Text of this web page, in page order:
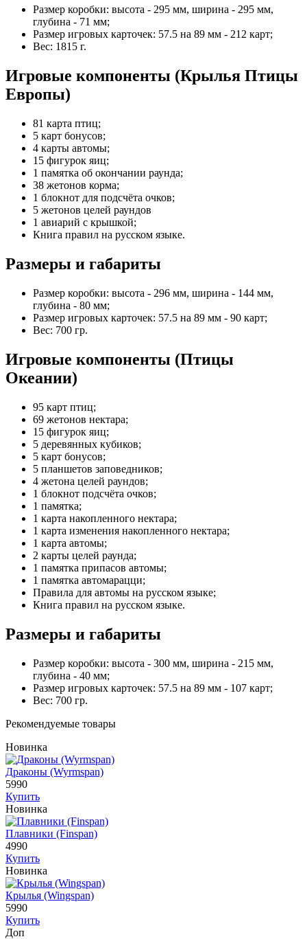
Размер коробки: высота - 295 мм, ширина - 295 мм,
глубина - 71 мм;
Размер игровых карточек: 57.5 на 89 мм - 212 карт;
Вес: 1815 г.
Игровые компоненты (Крылья Птицы
Европы)
81 карта птиц;
5 карт бонусов;
4 карты автомы;
15 фигурок яиц;
1 памятка об окончании раунда;
38 жетонов корма;
1 блокнот для подсчёта очков;
5 жетонов целей раундов
1 авиарий с крышкой;
Книга правил на русском языке.
Размеры и габариты
Размер коробки: высота - 296 мм, ширина - 144 мм,
глубина - 80 мм;
Размер игровых карточек: 57.5 на 89 мм - 90 карт;
Вес: 700 гр.
Игровые компоненты (Птицы
Океании)
95 карт птиц;
69 жетонов нектара;
15 фигурок яиц;
5 деревянных кубиков;
5 карт бонусов;
5 планшетов заповедников;
4 жетона целей раундов;
1 блокнот подсчёта очков;
1 памятка;
1 карта накопленного нектара;
1 карта изменения накопленного нектара;
1 карта автомы;
2 карты целей раунда;
1 памятка припасов автомы;
1 памятка автомарацци;
Правила для автомы на русском языке;
Книга правил на русском языке.
Размеры и габариты
Размер коробки: высота - 300 мм, ширина - 215 мм,
глубина - 40 мм;
Размер игровых карточек: 57.5 на 89 мм - 107 карт;
Вес: 700 гр.
Рекомендуемые товары
Новинка
Драконы (Wyrmspan)
5990
Купить
Новинка
Плавники (Finspan)
4990
Купить
Новинка
Крылья (Wingspan)
5990
Купить
Доп